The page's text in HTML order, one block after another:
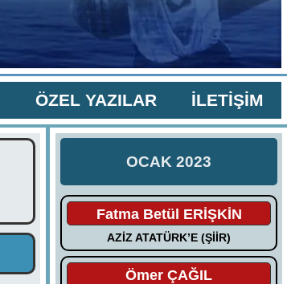
ÖZEL YAZILAR İLETİŞİM
OCAK 2023
Fatma Betül ERİŞKİN
AZİZ ATATÜRK’E (ŞİİR)
Ömer ÇAĞIL